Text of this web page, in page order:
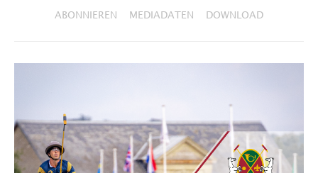
ABONNIEREN MEDIADATEN DOWNLOAD